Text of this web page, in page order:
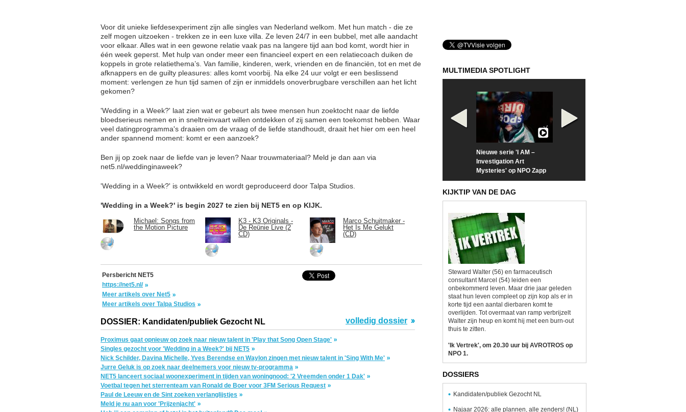
Voor dit unieke liefdesexperiment zijn alle singles van Nederland welkom. Met hun match - die ze
zelf mogen uitzoeken - trekken ze in een luxe villa. Ze leven 24/7 in een bubbel, met alle aandacht
voor elkaar. Alles wat in een gewone relatie vaak pas na langere tijd aan bod komt, wordt hier in
één week geperst. Met hulp van onder meer een financieel expert en een relatiecoach duiken de
koppels in grote relatiethema’s. Van familie, kinderen, werk, vrienden en de financiën, tot en met de
afknappers en de guilty pleasures: alles komt voorbij. Na elke 24 uur volgt er een beslissend
moment: verlengen ze hun tijd samen of zijn er inmiddels onoverbrugbare verschillen aan het licht
gekomen?
'Wedding in a Week?' laat zien wat er gebeurt als twee mensen hun zoektocht naar de liefde
bloedserieus nemen en in sneltreinvaart willen ontdekken of zij samen een toekomst hebben. Waar
veel datingprogramma's draaien om de vraag of de liefde standhoudt, draait het hier om een heel
ander spannend moment: komt er een aanzoek?
Ben jij op zoek naar de liefde van je leven? Naar trouwmateriaal? Meld je dan aan via
net5.nl/weddinginaweek?
'Wedding in a Week?' is ontwikkeld en wordt geproduceerd door Talpa Studios.
'Wedding in a Week?' is begin 2027 te zien bij NET5 en op KIJK.
Michael: Songs from
the Motion Picture
K3 - K3 Originals -
De Reünie Live (2
CD)
Marco Schuitmaker -
Het Is Me Gelukt
(CD)
Persbericht NET5
https://net5.nl/
Meer artikels over Net5
Meer artikels over Talpa Studios
DOSSIER: Kandidaten/publiek Gezocht NL volledig dossier
Proximus gaat opnieuw op zoek naar nieuw talent in 'Play that Song Open Stage'
Singles gezocht voor 'Wedding in a Week?' bij NET5
Nick Schilder, Davina Michelle, Yves Berendse en Waylon zingen met nieuw talent in 'Sing With Me'
Jurre Geluk is op zoek naar deelnemers voor nieuw tv-programma
NET5 lanceert sociaal woonexperiment in tijden van woningnood: '2 Vreemden onder 1 Dak'
Voetbal tegen het sterrenteam van Ronald de Boer voor 3FM Serious Request
Paul de Leeuw en de Sint zoeken verlanglijstjes
Meld je nu aan voor 'Prijzenjacht'
MULTIMEDIA SPOTLIGHT
Nieuwe serie 'I AM –
Investigation Art
Mysteries' op NPO Zapp
KIJKTIP VAN DE DAG
Steward Walter (56) en farmaceutisch
consultant Marcel (54) leiden een
onbekommerd leven. Maar drie jaar geleden
staat hun leven compleet op zijn kop als er in
korte tijd een aantal dierbaren komt te
overlijden. Tot overmaat van ramp verbrijzelt
Walter zijn heup en komt hij met een burn-out
thuis te zitten.
'Ik Vertrek', om 20.30 uur bij AVROTROS op
NPO 1.
DOSSIERS
Kandidaten/publiek Gezocht NL
Najaar 2026: alle plannen, alle zenders! (NL)